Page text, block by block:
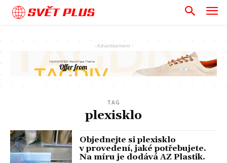
SVĚT PLUS
- Advertisement -
TAG
plexisklo
Objednejte si plexisklo
v provedení, jaké potřebujete.
Na míru je dodává AZ Plastik.